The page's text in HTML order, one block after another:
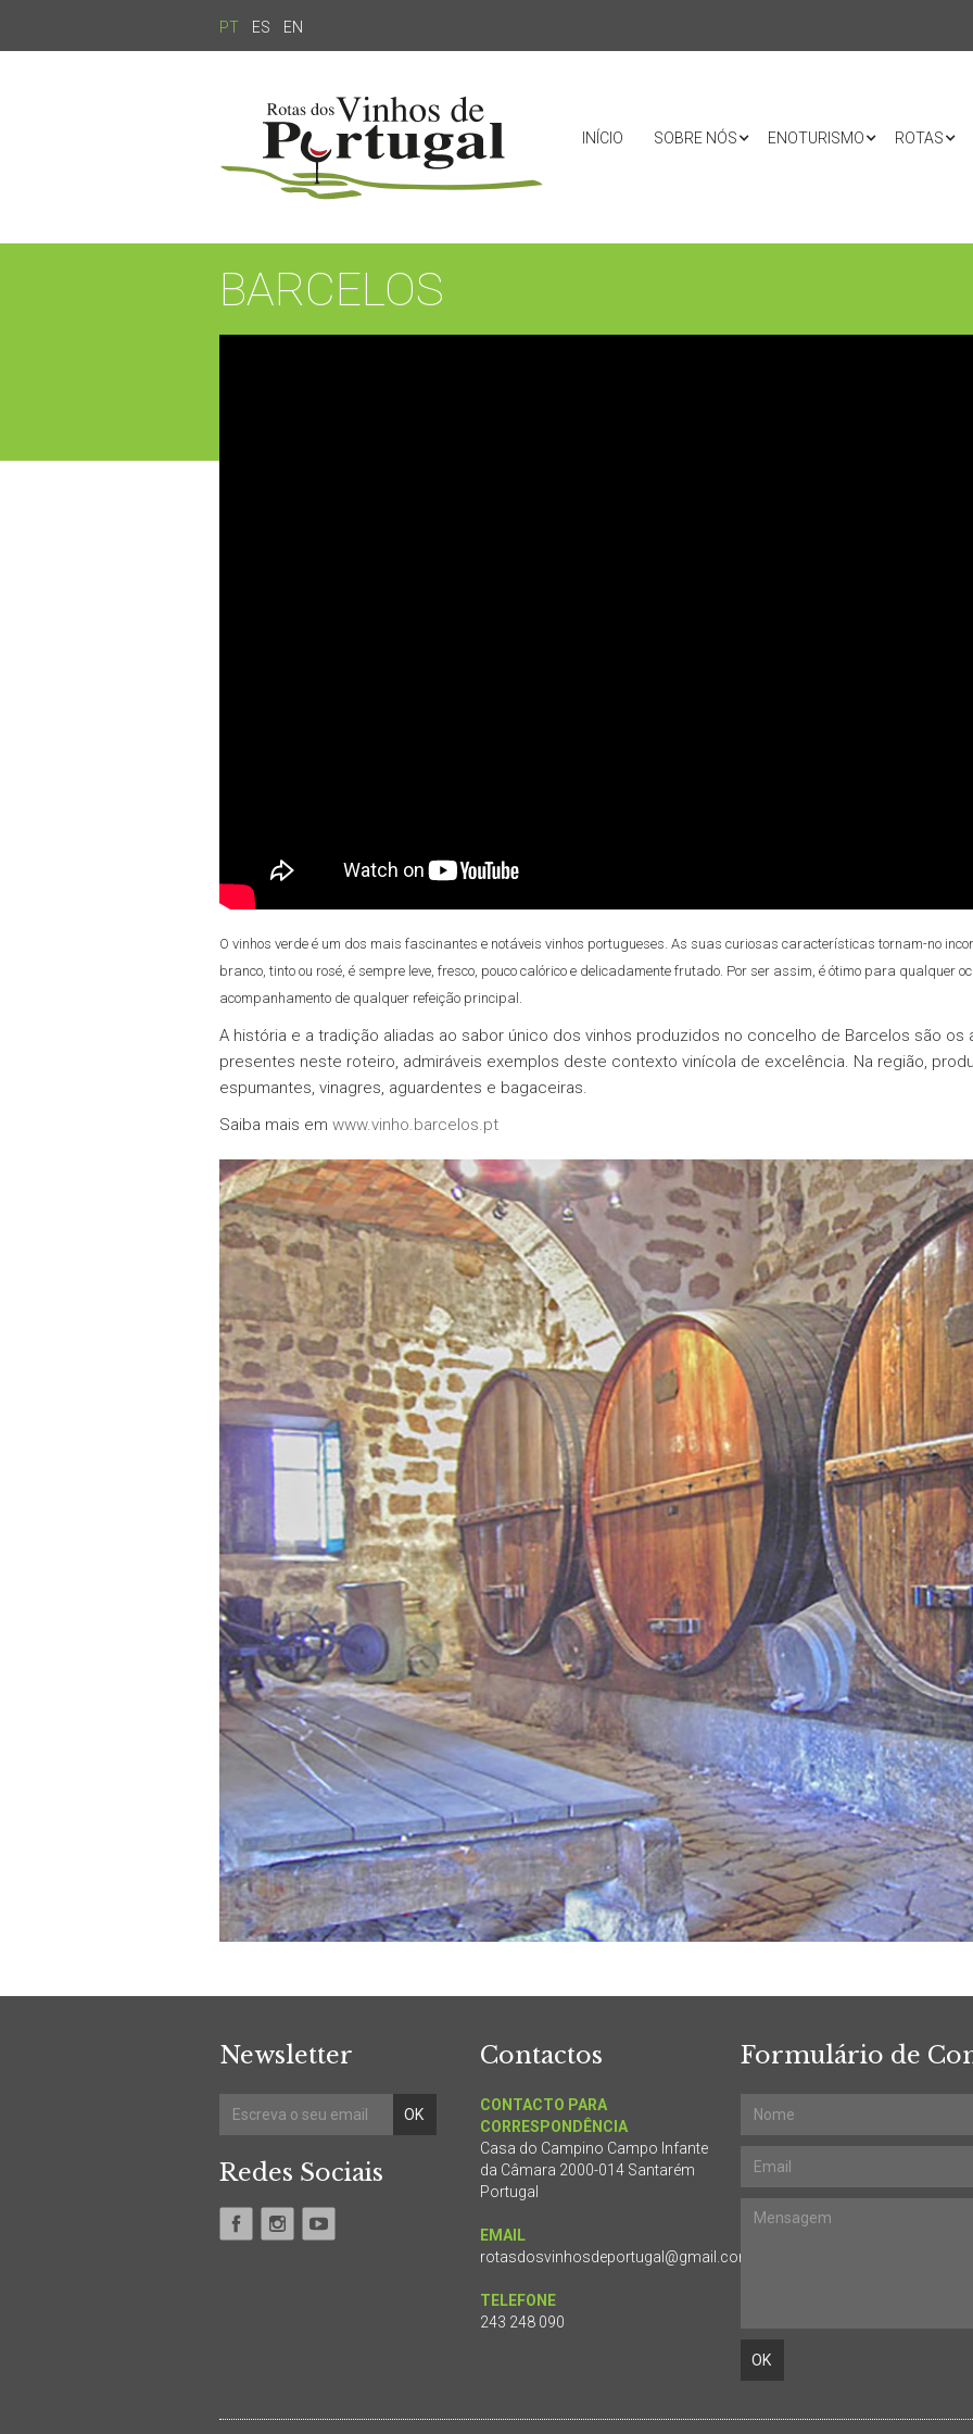
PT ES EN
INÍCIO SOBRE NÓS ENOTURISMO ROTAS
BARCELOS
O vinhos verde é um dos mais fascinantes e notáveis vinhos portugueses. As suas curiosas características tornam-no
branco, tinto ou rosé, é sempre leve, fresco, pouco calórico e delicadamente frutado. Por ser assim, é ótimo para qualquer
acompanhamento de qualquer refeição principal.
A história e a tradição aliadas ao sabor único dos vinhos produzidos no concelho de Barcelos são
presentes neste roteiro, admiráveis exemplos deste contexto vinícola de excelência. Na região,
espumantes, vinagres, aguardentes e bagaceiras.
Saiba mais em www.vinho.barcelos.pt
Newsletter
Redes Sociais
Contactos
CONTACTO PARA
CORRESPONDÊNCIA
Casa do Campino Campo Infante
da Câmara 2000-014 Santarém
Portugal
EMAIL
rotasdosvinhosdeportugal@gmail.com
TELEFONE
243 248 090
Formulário de